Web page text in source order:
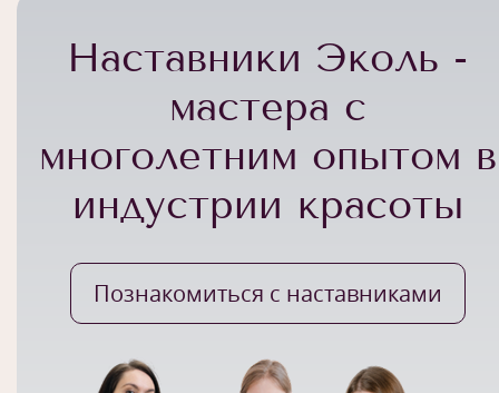
Наставники Эколь -
мастера с
многолетним опытом в
индустрии красоты
Познакомиться с наставниками